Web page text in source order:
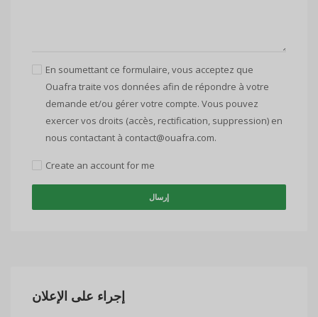
En soumettant ce formulaire, vous acceptez que
Ouafra traite vos données afin de répondre à votre
demande et/ou gérer votre compte. Vous pouvez
exercer vos droits (accès, rectification, suppression) en
nous contactant à contact@ouafra.com.
Create an account for me
إرسال
إجراء على الإعلان